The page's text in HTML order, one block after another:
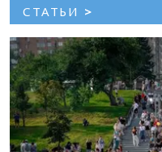
СТАТЬИ >